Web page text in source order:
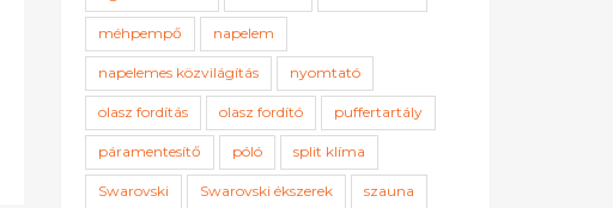
méhpempő napelem
napelemes közvilágítás nyomtató
olasz fordítás olasz fordító puffertartály
páramentesítő póló split klíma
Swarovski Swarovski ékszerek szauna